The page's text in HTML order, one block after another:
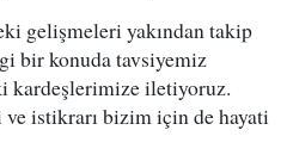
gelişmeleri yakından takip
bir konuda tavsiyemiz
kardeşlerimize iletiyoruz.
istikrarı bizim için de hayati